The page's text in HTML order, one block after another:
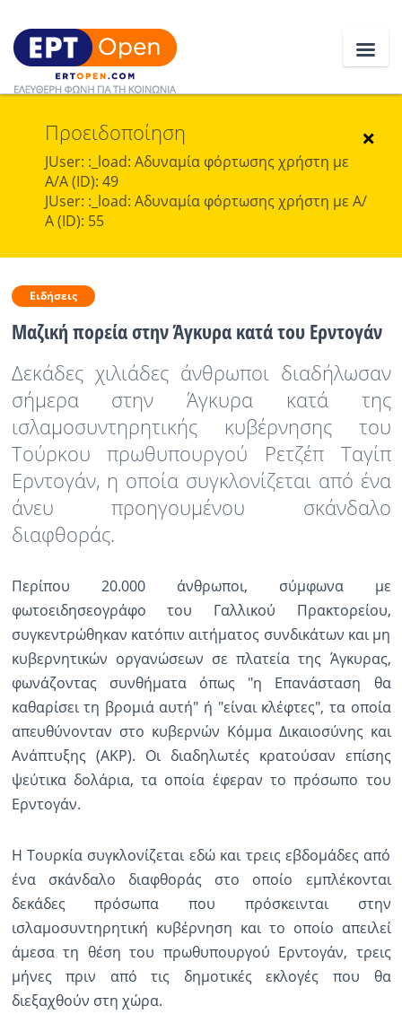
Ειδήσεις
Ελλάδα
Κοινωνία
Αθλητικά
Κόσμος
Ραδιόφωνο
Εκπομπές
×
Προειδοποίηση
JUser: :_load: Αδυναμία φόρτωσης χρήστη με
Α/Α (ID): 49
JUser: :_load: Αδυναμία φόρτωσης χρήστη με Α/
Α (ID): 55
Ειδήσεις
Μαζική πορεία στην Άγκυρα κατά του Ερντογάν
Δεκάδες χιλιάδες άνθρωποι διαδήλωσαν
σήμερα στην Άγκυρα κατά της
ισλαμοσυντηρητικής κυβέρνησης του
Τούρκου πρωθυπουργού Ρετζέπ Ταγίπ
Ερντογάν, η οποία συγκλονίζεται από ένα
άνευ προηγουμένου σκάνδαλο
διαφθοράς.
Περίπου 20.000 άνθρωποι, σύμφωνα με
φωτοειδησεογράφο του Γαλλικού Πρακτορείου,
συγκεντρώθηκαν κατόπιν αιτήματος συνδικάτων και μη
κυβερνητικών οργανώσεων σε πλατεία της Άγκυρας,
φωνάζοντας συνθήματα όπως "η Επανάσταση θα
καθαρίσει τη βρομιά αυτή" ή "είναι κλέφτες", τα οποία
απευθύνονταν στο κυβερνών Κόμμα Δικαιοσύνης και
Ανάπτυξης (AKP). Οι διαδηλωτές κρατούσαν επίσης
ψεύτικα δολάρια, τα οποία έφεραν το πρόσωπο του
Ερντογάν.
Η Τουρκία συγκλονίζεται εδώ και τρεις εβδομάδες από
ένα σκάνδαλο διαφθοράς στο οποίο εμπλέκονται
δεκάδες πρόσωπα που πρόσκεινται στην
ισλαμοσυντηρητική κυβέρνηση και το οποίο απειλεί
άμεσα τη θέση του πρωθυπουργού Ερντογάν, τρεις
μήνες πριν από τις δημοτικές εκλογές που θα
διεξαχθούν στη χώρα.